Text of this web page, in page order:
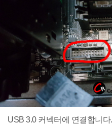
USB 3.0 커넥터에 연결합니